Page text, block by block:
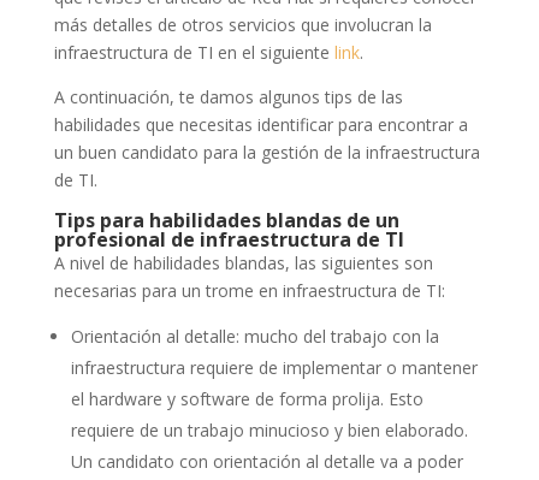
más detalles de otros servicios que involucran la
infraestructura de TI en el siguiente link.
A continuación, te damos algunos tips de las
habilidades que necesitas identificar para encontrar a
un buen candidato para la gestión de la infraestructura
de TI.
Tips para habilidades blandas de un
profesional de infraestructura de TI
A nivel de habilidades blandas, las siguientes son
necesarias para un trome en infraestructura de TI:
Orientación al detalle: mucho del trabajo con la
infraestructura requiere de implementar o mantener
el hardware y software de forma prolija. Esto
requiere de un trabajo minucioso y bien elaborado.
Un candidato con orientación al detalle va a poder